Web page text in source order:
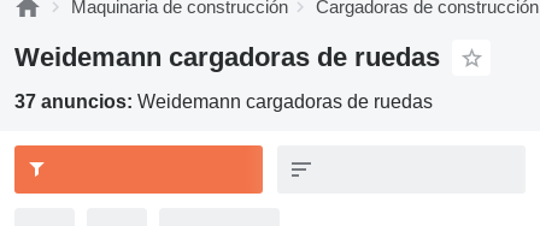
Maquinaria de construcción Cargadoras de construcción
Weidemann cargadoras de ruedas
37 anuncios: Weidemann cargadoras de ruedas